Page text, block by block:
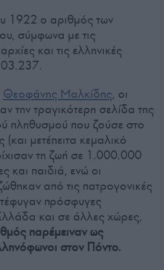
1922 ο αριθμός των
σύμφωνα με τις
και τις ελληνικές
Θεοφάνης Μαλκίδης, οι
την τραγικότερη σελίδα της
πληθυσμού που ζούσε στο
μετέπειτα κεμαλικό
τη ζωή σε 1.000.000
και παιδιά, ενώ οι
από τις πατρογονικές
πρόσφυγες
και σε άλλες χώρες,
παρέμειναν ως
στον Πόντο.